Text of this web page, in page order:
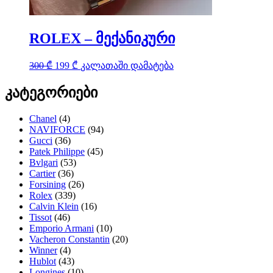
ROLEX – მექანიკური
300₾ Original
was:
300 ₾.
199 ₾ Current
price
is:
199 ₾.
კალათაში დამატება
კატეგორიები
Chanel (4)
NAVIFORCE (94)
Gucci (36)
Patek Philippe (45)
Bvlgari (53)
Cartier (36)
Forsining (26)
Rolex (339)
Calvin Klein (16)
Tissot (46)
Emporio Armani (10)
Vacheron Constantin (20)
Winner (4)
Hublot (43)